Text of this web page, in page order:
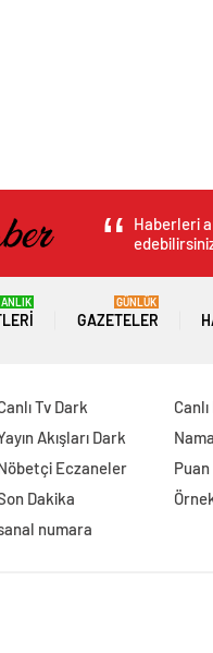
Haberleri
ANLIK
GAZETELER
GÜNLÜK
Tv Dark
Akışları Dark
Eczaneler
Dakika
numara